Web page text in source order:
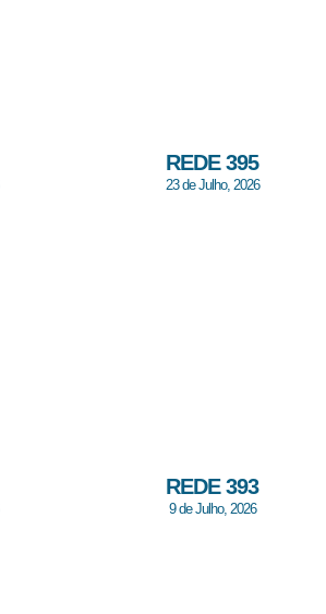
REDE 395
23 de Julho, 2026
REDE 393
9 de Julho, 2026